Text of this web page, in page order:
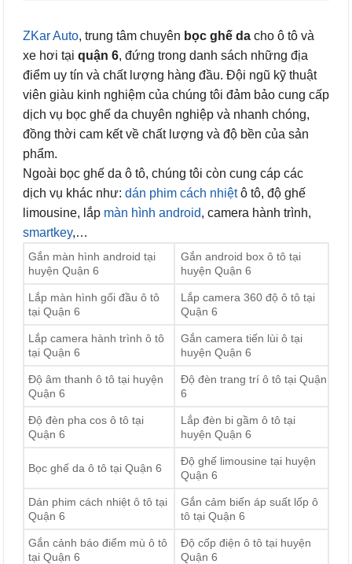
ZKar Auto, trung tâm chuyên bọc ghế da cho ô tô và
xe hơi tại quận 6, đứng trong danh sách những địa
điểm uy tín và chất lượng hàng đầu. Đội ngũ kỹ thuật
viên giàu kinh nghiệm của chúng tôi đảm bảo cung cấp
dịch vụ bọc ghế da chuyên nghiệp và nhanh chóng,
đồng thời cam kết về chất lượng và độ bền của sản
phẩm.
Ngoài bọc ghế da ô tô, chúng tôi còn cung cáp các
dịch vụ khác như: dán phim cách nhiệtô tô, độ ghế
limousine, lắp màn hình android, camera hành trình,
smartkey,…
Gắn màn hình android tại
huyện Quận 6
Gắn android box ô tô tại
huyện Quận 6
Lắp màn hình gối đầu ô tô
tại Quận 6
Lắp camera 360 độ ô tô tại
Quận 6
Lắp camera hành trình ô tô
tại Quận 6
Gắn camera tiến lùi ô tại
huyện Quận 6
Độ âm thanh ô tô tại huyện
Quận 6
Độ đèn trang trí ô tô tại Quận
6
Độ đèn pha cos ô tô tại
Quận 6
Lắp đèn bi gầm ô tô tại
huyện Quận 6
Bọc ghế da ô tô tại Quận 6
Độ ghế limousine tại huyện
Quận 6
Dán phim cách nhiệt ô tô tại
Quận 6
Gắn cảm biến áp suất lốp ô
tô tại Quận 6
Gắn cảnh báo điểm mù ô tô
tại Quận 6
Độ cốp điện ô tô tại huyện
Quận 6